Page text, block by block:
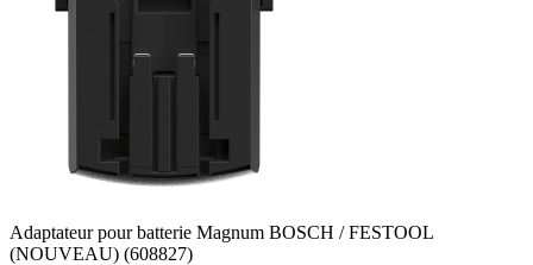
Adaptateur pour batterie Magnum BOSCH / FESTOOL
(NOUVEAU) (608827)